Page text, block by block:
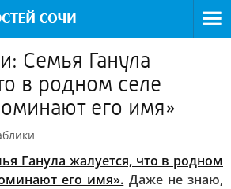
Семья Ганула
в родном селе
его имя»
Ганула жалуется, что в родном
его имя». Даже не знаю,